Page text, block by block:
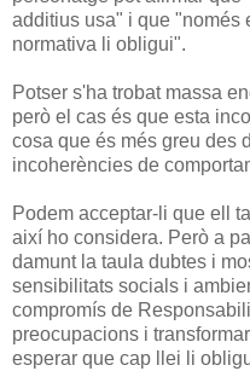
additius usa" i que "només
normativa li obligui".
Potser s'ha trobat massa
però el cas és que esta
cosa que és més greu des
incoherències de
Podem acceptar-li que ell
així ho considera. Però a
damunt la taula dubtes i
sensibilitats socials i
compromís de
preocupacions i
esperar que cap llei li